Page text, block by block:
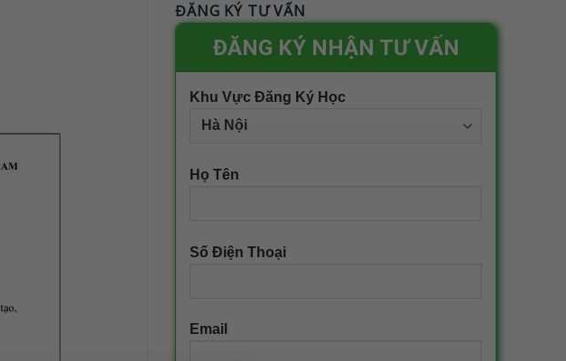
ĐĂNG KÝ TƯ VẤN
ĐĂNG KÝ NHẬN TƯ VẤN
Khu Vực Đăng Ký Học
Họ Tên
Số Điện Thoại
Email